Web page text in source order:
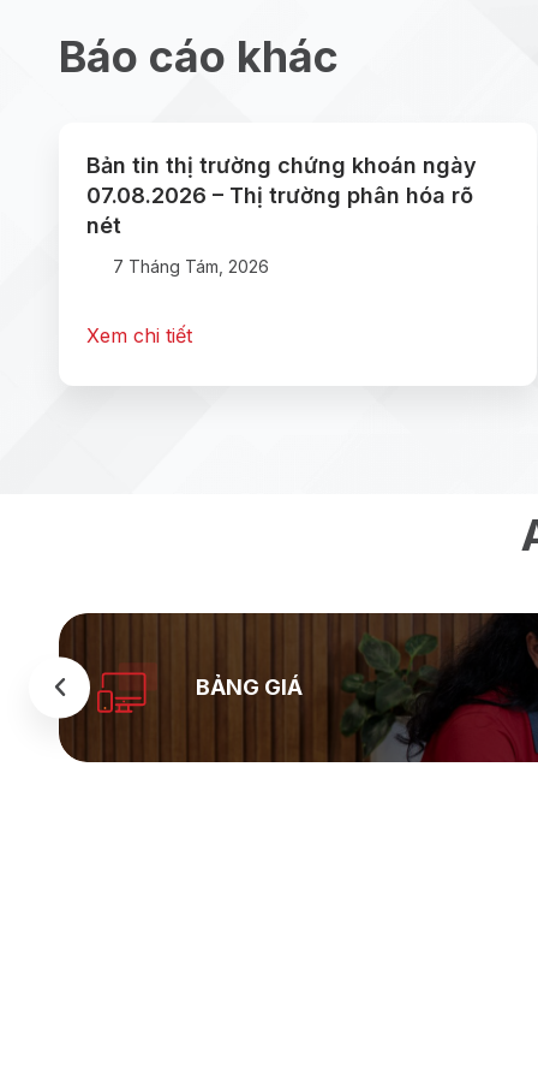
Báo cáo khác
Bản tin thị trường chứng khoán ngày
07.08.2026 – Thị trường phân hóa rõ
nét
7 Tháng Tám, 2026
Xem chi tiết
BẢNG GIÁ